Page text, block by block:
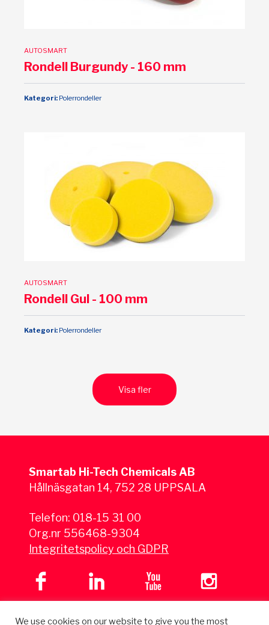
AUTOSMART
Rondell Burgundy - 160 mm
Kategori: Polerrondeller
AUTOSMART
Rondell Gul - 100 mm
Kategori: Polerrondeller
Visa fler
Smartab Hi-Tech Chemicals AB
Hållnäsgatan 14, 752 28 UPPSALA
Telefon: 018-15 31 00
Org.nr 556468-9304
Integritetspolicy och GDPR
We use cookies on our website to give you the most